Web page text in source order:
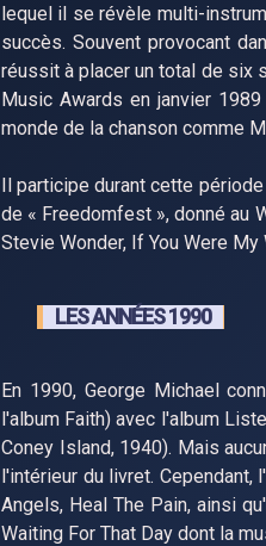
lequel il se révèle multi-
succès. Souvent provocant
réussit à placer un total de six
Music Awards en janvier
monde de la chanson comme
Il participe durant cette
de « Freedomfest », donné au
Stevie Wonder, If You Were My
LES ANNÉES 1990
En 1990, George Michael
l'album Faith) avec l'album
Coney Island, 1940). Mais
l'intérieur du livret.
Angels, Heal The Pain, ainsi
Waiting For That Day dont la